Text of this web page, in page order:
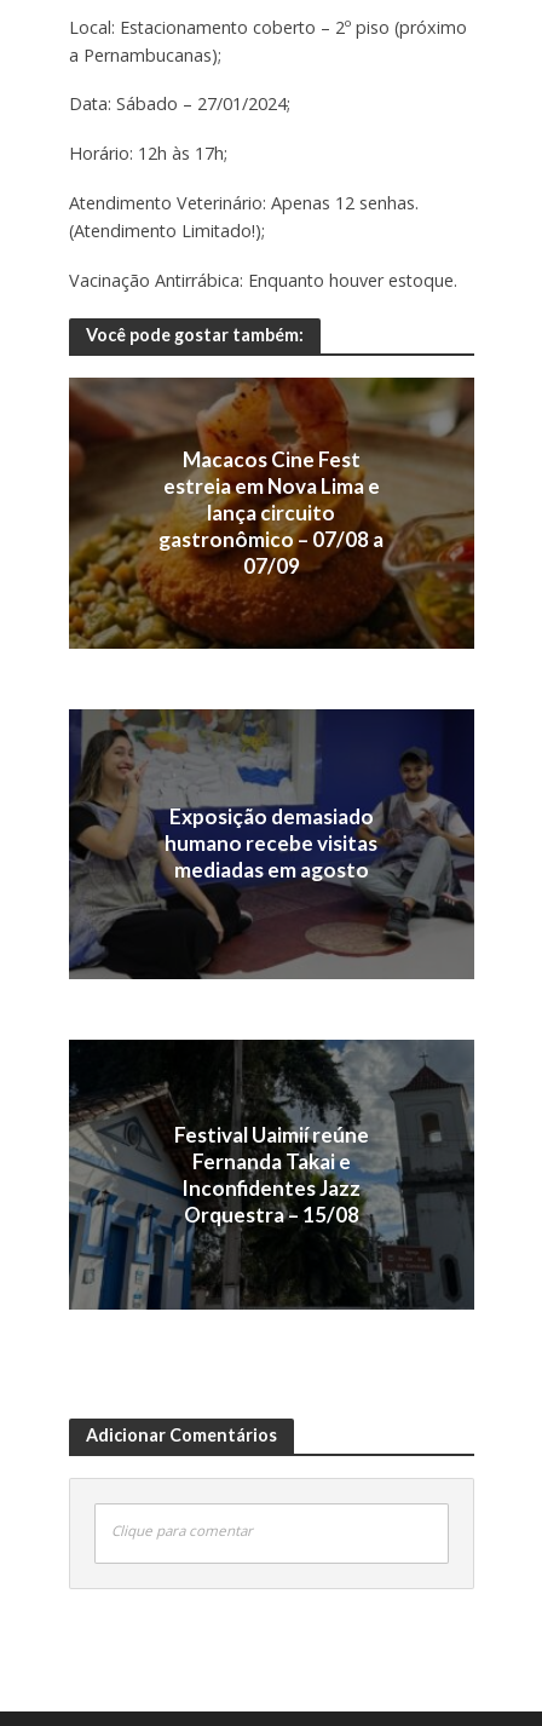
Local: Estacionamento coberto – 2º piso (próximo
a Pernambucanas);
Data: Sábado – 27/01/2024;
Horário: 12h às 17h;
Atendimento Veterinário: Apenas 12 senhas.
(Atendimento Limitado!);
Vacinação Antirrábica: Enquanto houver estoque.
Você pode gostar também:
Macacos Cine Fest
estreia em Nova Lima e
lança circuito
gastronômico – 07/08 a
07/09
Exposição demasiado
humano recebe visitas
mediadas em agosto
Festival Uaimií reúne
Fernanda Takai e
Inconfidentes Jazz
Orquestra – 15/08
Adicionar Comentários
Clique para comentar